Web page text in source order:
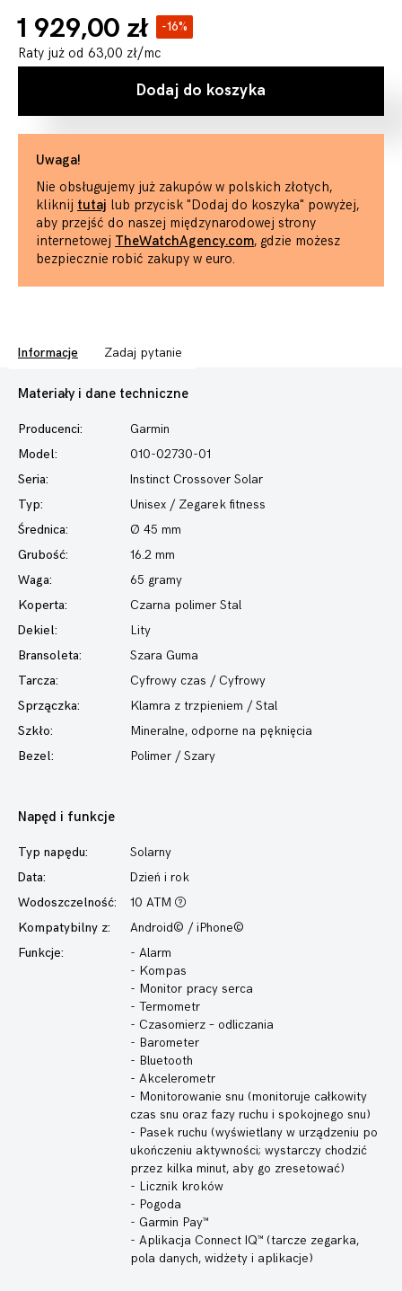
1 929,00 zł -16%
Raty już od 63,00 zł/mc
Dodaj do koszyka
Uwaga!
Nie obsługujemy już zakupów w polskich złotych,
kliknij tutaj lub przycisk "Dodaj do koszyka" powyżej,
aby przejść do naszej międzynarodowej strony
internetowej TheWatchAgency.com, gdzie możesz
bezpiecznie robić zakupy w euro.
Informacje Zadaj pytanie
Materiały i dane techniczne
Producenci:
Garmin
Model:
010-02730-01
Seria:
Instinct Crossover Solar
Typ:
Unisex / Zegarek fitness
Średnica:
Ø 45 mm
Grubość:
16.2 mm
Waga:
65 gramy
Koperta:
Czarna polimer Stal
Dekiel:
Lity
Bransoleta:
Szara Guma
Tarcza:
Cyfrowy czas / Cyfrowy
Sprzączka:
Klamra z trzpieniem / Stal
Szkło:
Mineralne, odporne na pęknięcia
Bezel:
Polimer / Szary
Napęd i funkcje
Typ napędu:
Solarny
Data:
Dzień i rok
Wodoszczelność:
10 ATM
Kompatybilny z:
Android© / iPhone©
Funkcje:
- Alarm
- Kompas
- Monitor pracy serca
- Termometr
- Czasomierz – odliczania
- Barometer
- Bluetooth
- Akcelerometr
- Monitorowanie snu (monitoruje całkowity
czas snu oraz fazy ruchu i spokojnego snu)
- Pasek ruchu (wyświetlany w urządzeniu po
ukończeniu aktywności; wystarczy chodzić
przez kilka minut, aby go zresetować)
- Licznik kroków
- Pogoda
- Garmin Pay™
- Aplikacja Connect IQ™ (tarcze zegarka,
pola danych, widżety i aplikacje)